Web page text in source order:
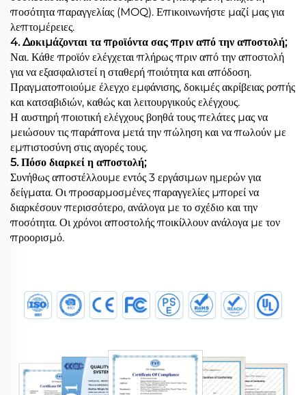
ποσότητα παραγγελίας (MOQ). Επικοινωνήστε μαζί μας για
λεπτομέρειες.
4. Δοκιμάζονται τα προϊόντα σας πριν από την αποστολή;
Ναι. Κάθε προϊόν ελέγχεται πλήρως πριν από την αποστολή
για να εξασφαλιστεί η σταθερή ποιότητα και απόδοση.
Πραγματοποιούμε έλεγχο εμφάνισης, δοκιμές ακρίβειας ροπής
και κατσαβιδιών, καθώς και λειτουργικούς ελέγχους.
Η αυστηρή ποιοτική ελέγχους βοηθά τους πελάτες μας να
μειώσουν τις παράπονα μετά την πώληση και να πωλούν με
εμπιστοσύνη στις αγορές τους.
5. Πόσο διαρκεί η αποστολή;
Συνήθως αποστέλλουμε εντός 3 εργάσιμων ημερών για
δείγματα. Οι προσαρμοσμένες παραγγελίες μπορεί να
διαρκέσουν περισσότερο, ανάλογα με το σχέδιο και την
ποσότητα. Οι χρόνοι αποστολής ποικίλλουν ανάλογα με τον
προορισμό.